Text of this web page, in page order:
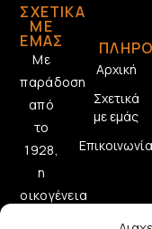
ΣΧΕΤΙΚΆ
ΜΕ
ΕΜΆΣ
Με
παράδοση
από
το
1928,
η
οικογένεια
Αρχική
Σχετικά
με εμάς
Επικοινωνία